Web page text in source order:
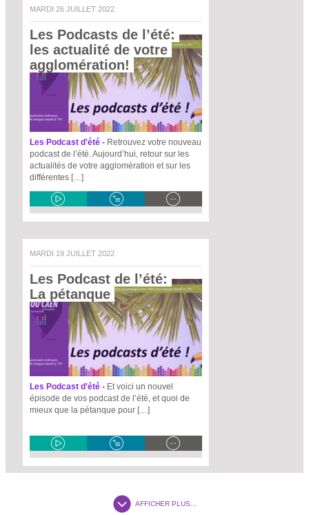
MARDI 26 JUILLET 2022
Les Podcasts de l’été:
les actualité de votre
agglomération!
Les Podcast d'été - Retrouvez votre nouveau
podcast de l’été. Aujourd’hui, retour sur les
actualités de votre agglomération et sur les
différentes […]
MARDI 19 JUILLET 2022
Les Podcast de l’été:
La pétanque
Les Podcast d'été - Et voici un nouvel
épisode de vos podcast de l’été, et quoi de
mieux que la pétanque pour […]
AFFICHER PLUS...